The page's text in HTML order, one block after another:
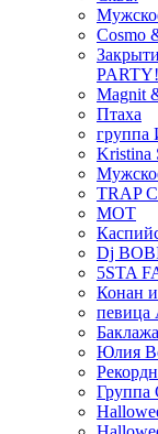
Cosmo
PARTY!
Magnit
Птаха
группа
Kristina
TRAP
МОТ
Dj
5STA
Конан
певица
Юлия